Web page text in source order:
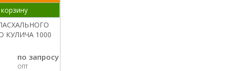
КУЛИЧА 1000
по запросу
ОПТ